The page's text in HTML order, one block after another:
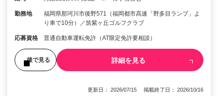
勤務地
福岡県那珂川市後野571（福岡都市高速「野多目ランプ」よ
り車で10分）／筑紫ヶ丘ゴルフクラブ
応募資格 普通自動車運転免許（AT限定免許要相談）
後で見る 詳細を見る
更新日： 2026/07/15 掲載終了日： 2026/10/16